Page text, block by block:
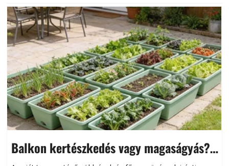
Balkon kertészkedés vagy magaságyás?